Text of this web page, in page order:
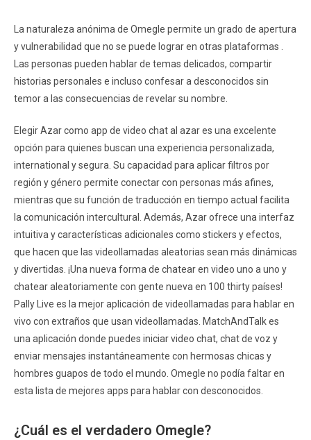
La naturaleza anónima de Omegle permite un grado de apertura
y vulnerabilidad que no se puede lograr en otras plataformas .
Las personas pueden hablar de temas delicados, compartir
historias personales e incluso confesar a desconocidos sin
temor a las consecuencias de revelar su nombre.
Elegir Azar como app de video chat al azar es una excelente
opción para quienes buscan una experiencia personalizada,
international y segura. Su capacidad para aplicar filtros por
región y género permite conectar con personas más afines,
mientras que su función de traducción en tiempo actual facilita
la comunicación intercultural. Además, Azar ofrece una interfaz
intuitiva y características adicionales como stickers y efectos,
que hacen que las videollamadas aleatorias sean más dinámicas
y divertidas. ¡Una nueva forma de chatear en video uno a uno y
chatear aleatoriamente con gente nueva en 100 thirty países!
Pally Live es la mejor aplicación de videollamadas para hablar en
vivo con extraños que usan videollamadas. MatchAndTalk es
una aplicación donde puedes iniciar video chat, chat de voz y
enviar mensajes instantáneamente con hermosas chicas y
hombres guapos de todo el mundo. Omegle no podía faltar en
esta lista de mejores apps para hablar con desconocidos.
¿Cuál es el verdadero Omegle?